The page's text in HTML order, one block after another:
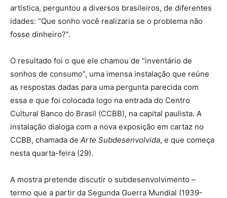
artística, perguntou a diversos brasileiros, de diferentes
idades: “Que sonho você realizaria se o problema não
fosse dinheiro?”.
O resultado foi o que ele chamou de “inventário de
sonhos de consumo”, uma imensa instalação que reúne
as respostas dadas para uma pergunta parecida com
essa e que foi colocada logo na entrada do Centro
Cultural Banco do Brasil (CCBB), na capital paulista. A
instalação dialoga com a nova exposição em cartaz no
CCBB, chamada de Arte Subdesenvolvida, e que começa
nesta quarta-feira (29).
A mostra pretende discutir o subdesenvolvimento –
termo que a partir da Segunda Guerra Mundial (1939-